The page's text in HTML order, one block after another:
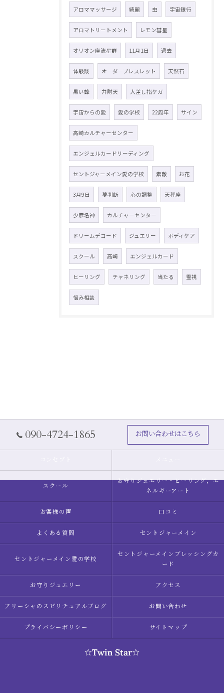
アロママッサージ 綺麗 虫 宇宙銀行
アロマトリートメント レモン彗星
オリオン座流星群 11月1日 過去
体験談 オーダーブレスレット 天然石
黒い蜂 弁財天 人差し指ケガ
宇宙からの愛 愛の学校 22周年 サイン
高崎カルチャーセンター
エンジェルカードリーディング
セントジャーメイン愛の学校 素敵 お花
3月9日 夢判断 心の調整 天秤座
少彦名神 カルチャーセンター
ドリームデコード ジュエリー ボディケア
スクール 高崎 エンジェルカード
ヒーリング チャネリング 当たる 霊視
悩み相談
090-4724-1865 お問い合わせはこちら
スクール
お守りジュエリー・ヒーリング，エ
ネルギーアート
お客様の声 口コミ
よくある質問 セントジャーメイン
セントジャーメイン愛の学校
セントジャーメインブレッシングカ
ード
お守りジュエリー アクセス
アリーシャのスピリチュアルブログ お問い合わせ
プライバシーポリシー サイトマップ